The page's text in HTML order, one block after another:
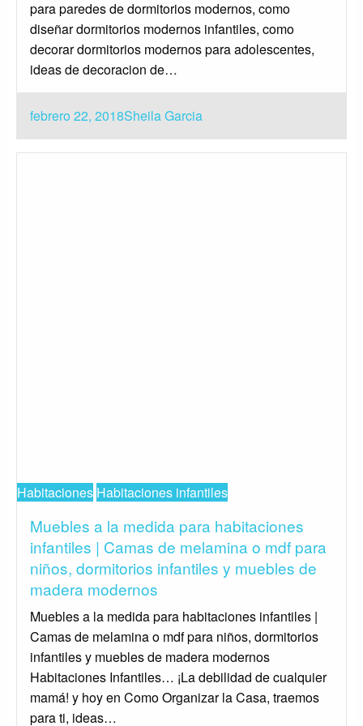
para paredes de dormitorios modernos, como
diseñar dormitorios modernos infantiles, como
decorar dormitorios modernos para adolescentes,
ideas de decoracion de…
Publicado
el
febrero 22, 2018Sheila Garcia
Habitaciones Habitaciones infantiles
Muebles a la medida para habitaciones
infantiles | Camas de melamina o mdf para
niños, dormitorios infantiles y muebles de
madera modernos
Muebles a la medida para habitaciones infantiles |
Camas de melamina o mdf para niños, dormitorios
infantiles y muebles de madera modernos
Habitaciones Infantiles… ¡La debilidad de cualquier
mamá! y hoy en Como Organizar la Casa, traemos
para ti, ideas…